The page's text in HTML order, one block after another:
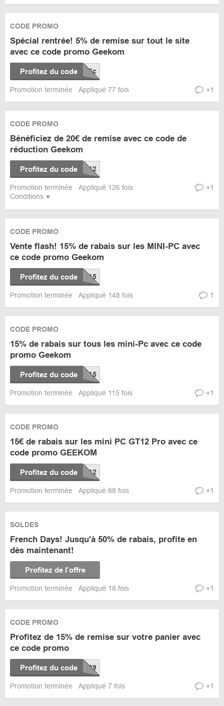
CODE PROMO
Spécial rentrée! 5% de remise sur tout le site
avec ce code promo Geekom
Profitez du code
Promotion terminée Appliqué 77 fois +1
Conditions
CODE PROMO
Bénéficiez de 20€ de remise avec ce code de
réduction Geekom
Profitez du code
Promotion terminée Appliqué 126 fois +1
CODE PROMO
Vente flash! 15% de rabais sur les MINI-PC avec
ce code promo Geekom
Profitez du code
Promotion terminée Appliqué 148 fois 1
CODE PROMO
15% de rabais sur tous les mini-Pc avec ce code
promo Geekom
Profitez du code
Promotion terminée Appliqué 115 fois +1
CODE PROMO
15€ de rabais sur les mini PC GT12 Pro avec ce
code promo GEEKOM
Profitez du code
Promotion terminée Appliqué 88 fois +1
SOLDES
French Days! Jusqu'à 50% de rabais, profite en
dès maintenant!
Profitez de l’offre
Promotion terminée Appliqué 18 fois +1
CODE PROMO
Profitez de 15% de remise sur votre panier avec
ce code promo
Profitez du code
Promotion terminée Appliqué 7 fois +1